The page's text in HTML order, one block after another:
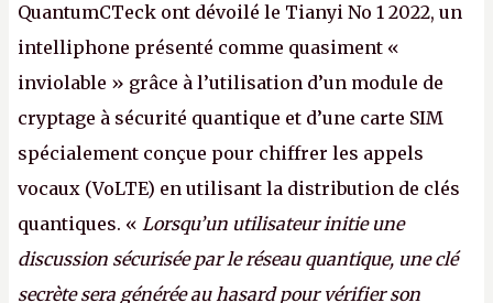
QuantumCTeck ont dévoilé le Tianyi No 1 2022, un
intelliphone présenté comme quasiment «
inviolable » grâce à l’utilisation d’un module de
cryptage à sécurité quantique et d’une carte SIM
spécialement conçue pour chiffrer les appels
vocaux (VoLTE) en utilisant la distribution de clés
quantiques. « Lorsqu’un utilisateur initie une
discussion sécurisée par le réseau quantique, une clé
secrète sera générée au hasard pour vérifier son